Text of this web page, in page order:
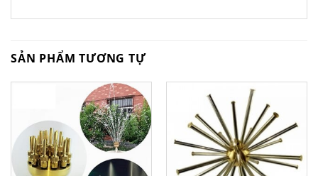
SẢN PHẨM TƯƠNG TỰ